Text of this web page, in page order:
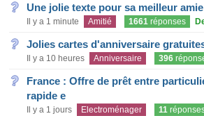
Une jolie texte pour sa meilleur amie
Il y a 1 minute Amitié 1661 réponses
Jolies cartes d'anniversaire
Il y a 10 heures Anniversaire 396
France : Offre de prêt entre
rapide e
Il y a 1 jours Electroménager 11